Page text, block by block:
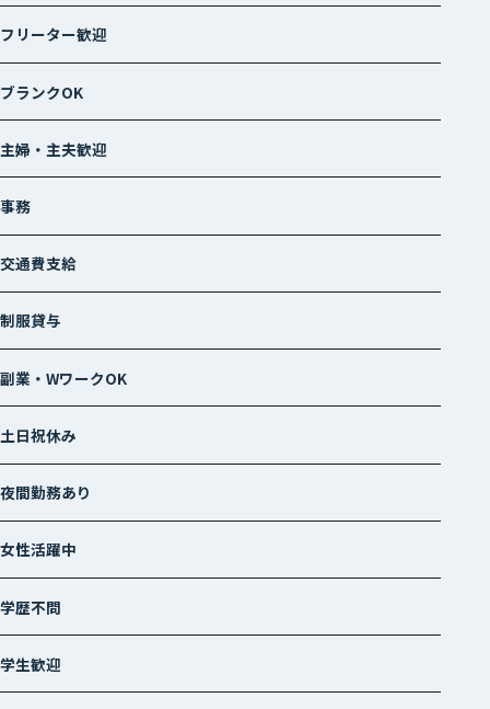
フリーター歓迎
ブランクOK
主婦・主夫歓迎
事務
交通費支給
制服貸与
副業・WワークOK
土日祝休み
夜間勤務あり
女性活躍中
学歴不問
学生歓迎